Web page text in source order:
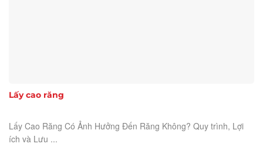
Lấy cao răng
Lấy Cao Răng Có Ảnh Hưởng Đến Răng Không? Quy trình, Lợi
ích và Lưu ...